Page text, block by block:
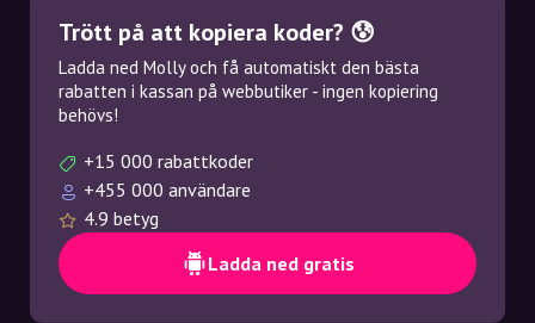
Trött på att kopiera koder? 😰
Ladda ned Molly och få automatiskt den bästa
rabatten i kassan på webbutiker - ingen kopiering
behövs!
+15 000 rabattkoder
+455 000 användare
4.9 betyg
Ladda ned gratis